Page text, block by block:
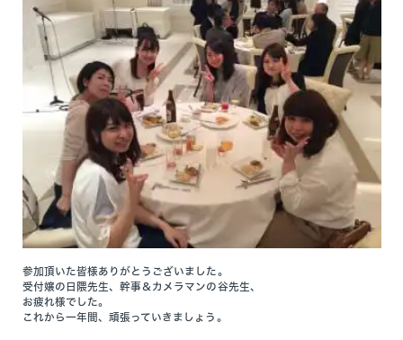
参加頂いた皆様ありがとうございました。
受付嬢の日隈先生、幹事＆カメラマンの谷先生、
お疲れ様でした。
これから一年間、頑張っていきましょう。